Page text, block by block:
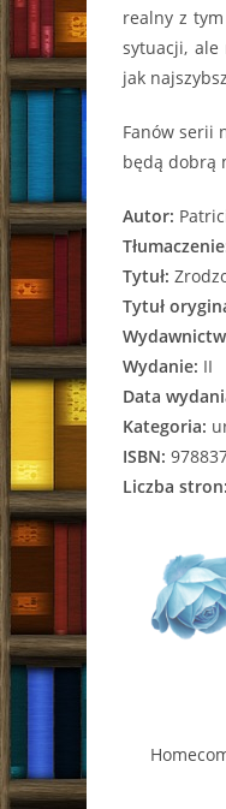
realny z
sytuacji, ale
jak
Fanów serii
będą dobrą
Autor:
Tytuł:
Tytuł
Wydanie: II
Data
Kategoria:
ISBN:
Liczba stron: